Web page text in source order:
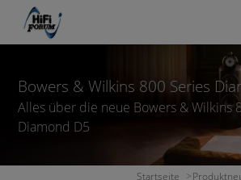
Bowers & Wilkins 800 Series
Alles über die neue Bowers & Wilkins
Diamond D5
Startseite